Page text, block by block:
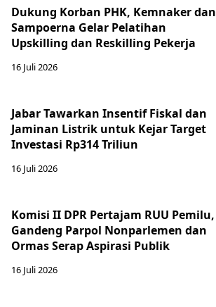
Dukung Korban PHK, Kemnaker dan
Sampoerna Gelar Pelatihan
Upskilling dan Reskilling Pekerja
16 Juli 2026
Jabar Tawarkan Insentif Fiskal dan
Jaminan Listrik untuk Kejar Target
Investasi Rp314 Triliun
16 Juli 2026
Komisi II DPR Pertajam RUU Pemilu,
Gandeng Parpol Nonparlemen dan
Ormas Serap Aspirasi Publik
16 Juli 2026